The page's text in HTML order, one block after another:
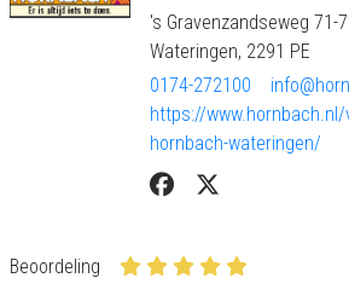
's Gravenzandseweg 71-
Wateringen, 2291 PE
0174-272100
https://
hornbach-wateringen/
Beoordeling